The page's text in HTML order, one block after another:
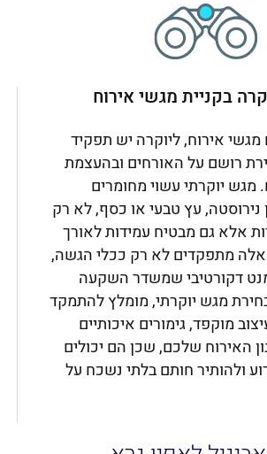
בקניית מגשי אירוח
אירוח, ליוקרה יש תפקיד
רושם על האורחים ובהעצמת
מגש יוקרתי עשוי מחומרים
נירוסטה, עץ טבעי או כסף, לא רק
אלא גם מבטיח עמידות לאורך
מתפקדים לא רק ככלי הגשה,
דקורטיבי שמשדר השקעה
מגש יוקרתי, מומלץ להתמקד
מוקפד, גימורים איכותיים
האירוח שלכם, שכן הם יכולים
ולהותיר חותם בלתי נשכח על